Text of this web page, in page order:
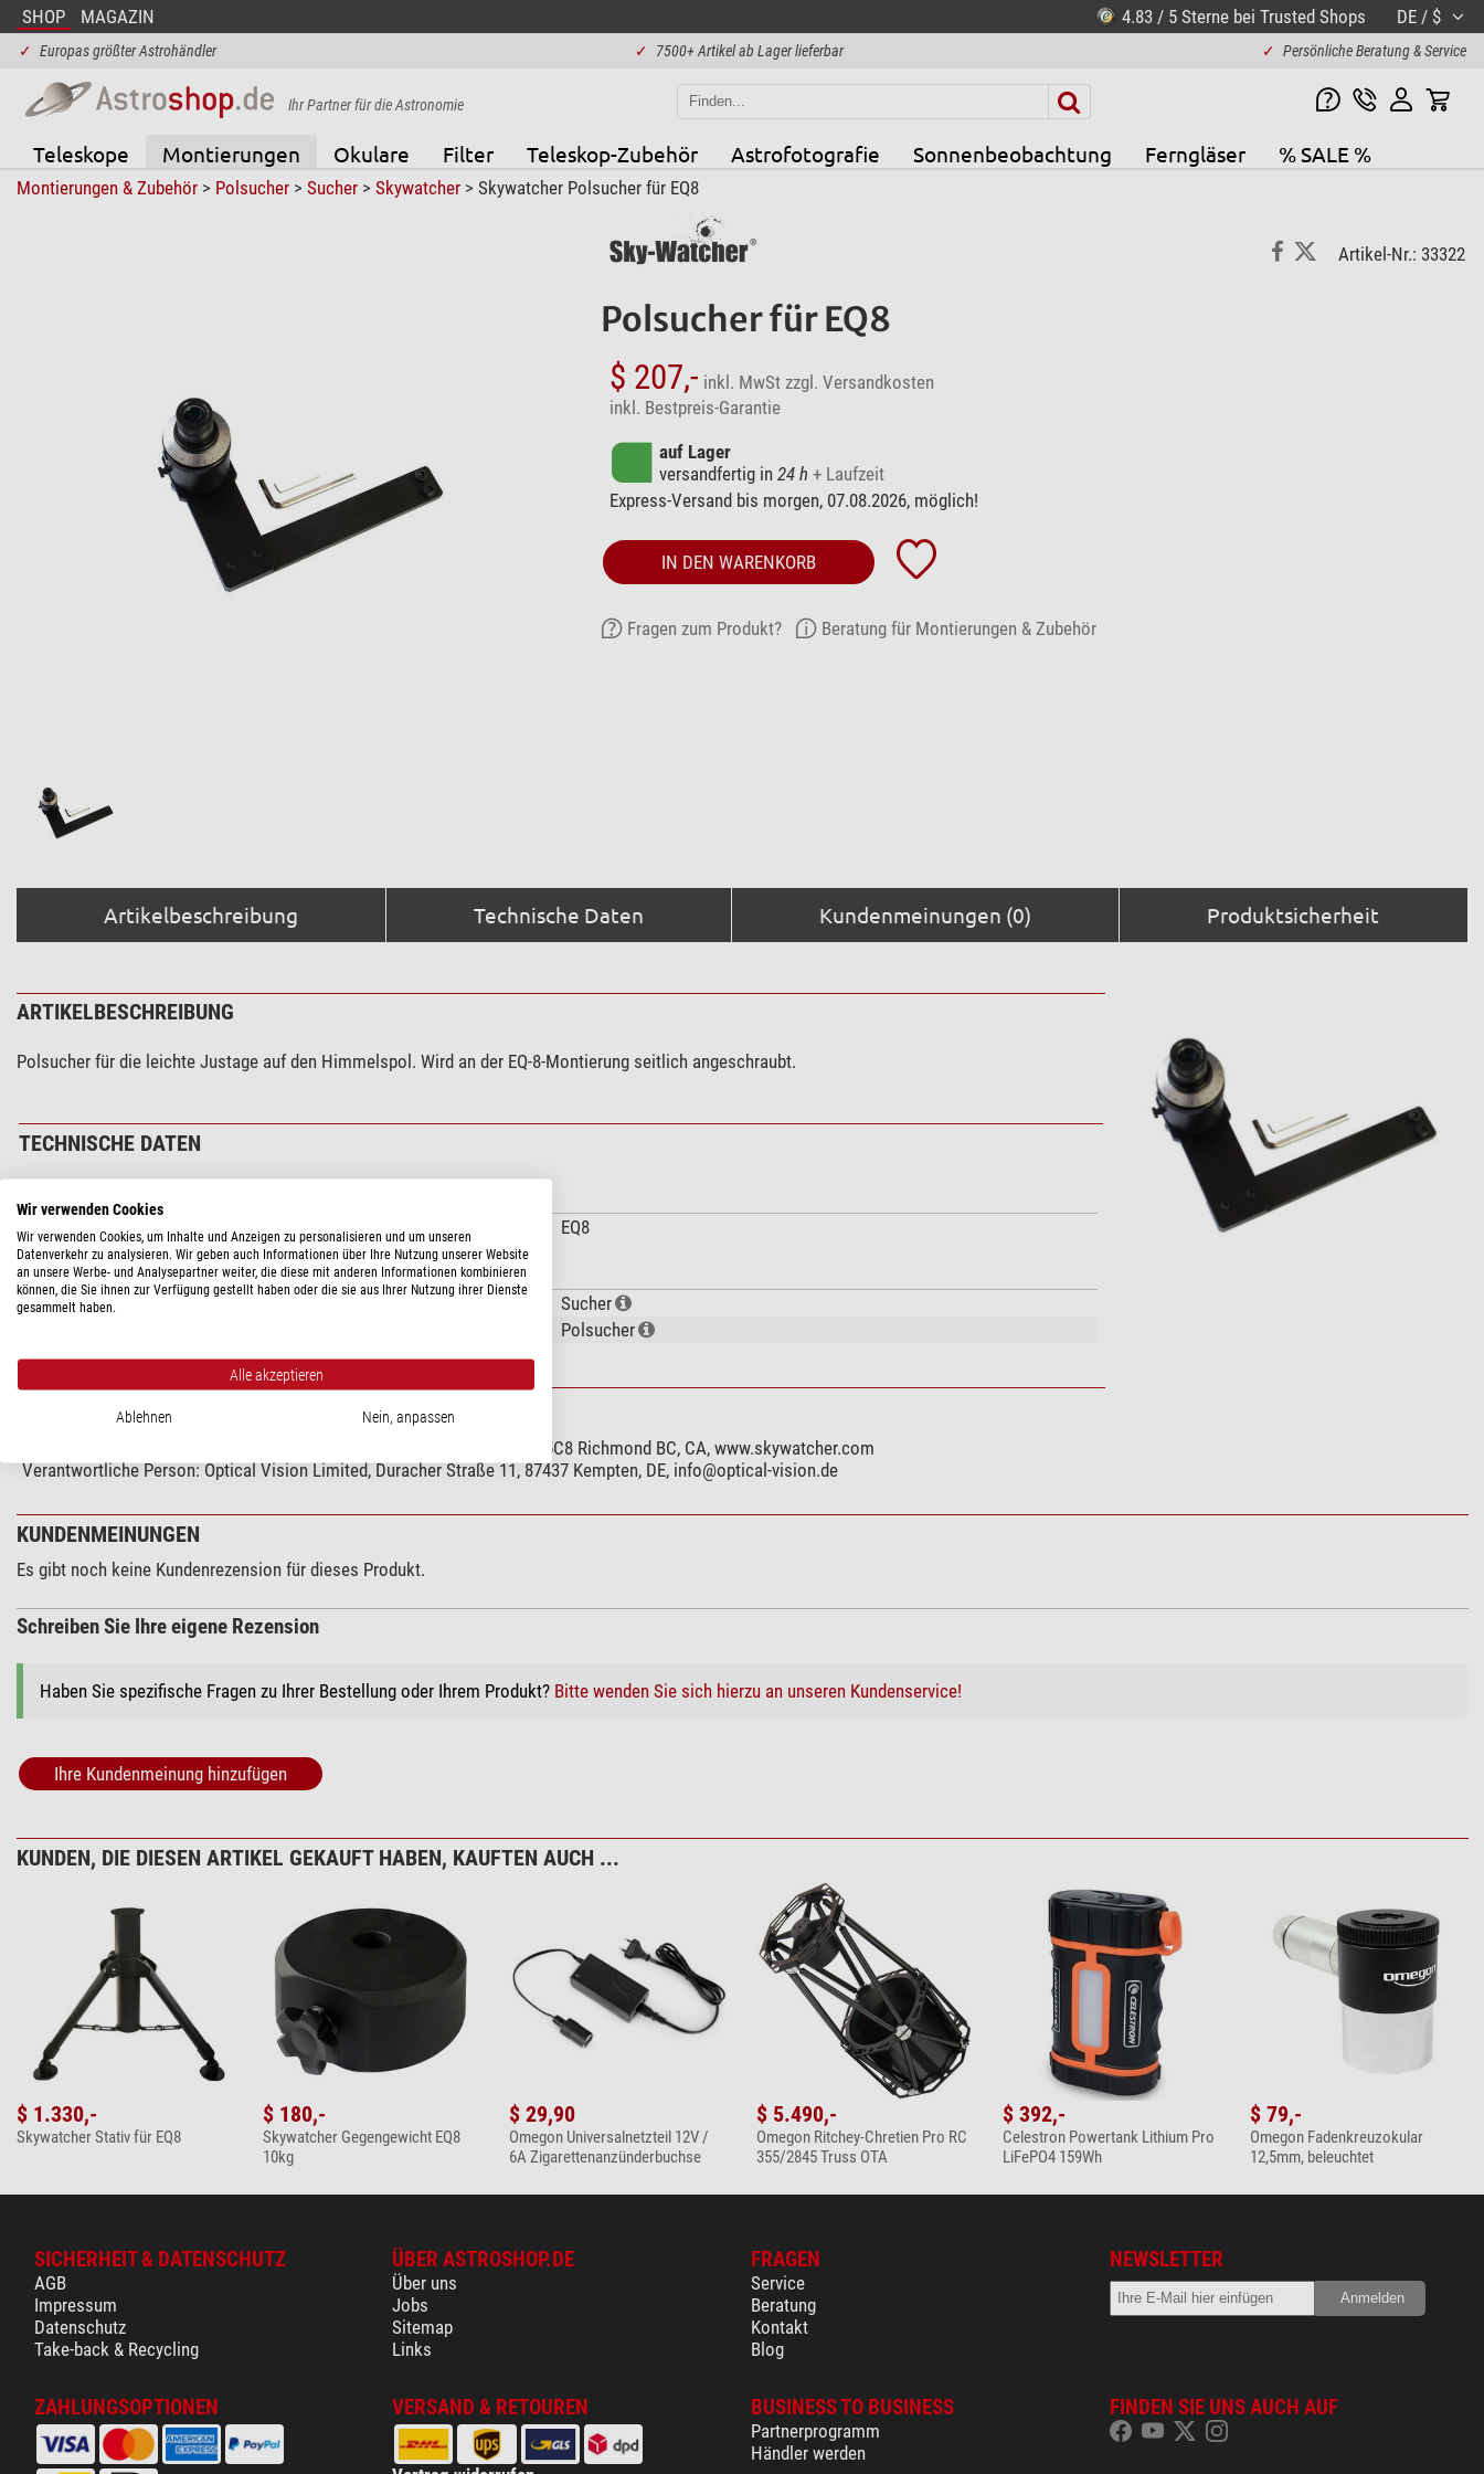
SHOP MAGAZIN 4.83 / 5 Sterne bei Trusted Shops DE / $
✓ Europas größter Astrohändler ✓ 7500+ Artikel ab Lager lieferbar ✓ Persönliche Beratung & Service
Ihr Partner für die Astronomie
Teleskope Montierungen Okulare Filter Teleskop-Zubehör Astrofotografie Sonnenbeobachtung Ferngläser % SALE %
Montierungen & Zubehör> Polsucher> Sucher> Skywatcher> Skywatcher Polsucher für EQ8
Artikel-Nr.: 33322
Polsucher für EQ8
$ 207,- inkl. MwSt zzgl. Versandkosten
inkl. Bestpreis-Garantie
auf Lager
versandfertig in 24 h + Laufzeit
Express-Versand bis morgen, 07.08.2026, möglich!
IN DEN WARENKORB
Fragen zum Produkt? Beratung für Montierungen & Zubehör
Artikelbeschreibung Technische Daten Kundenmeinungen (0) Produktsicherheit
ARTIKELBESCHREIBUNG
Polsucher für die leichte Justage auf den Himmelspol. Wird an der EQ-8-Montierung seitlich angeschraubt.
TECHNISCHE DATEN
Passend für Montierung
EQ8
Allgemein
Typ
Sucher
Polsucher
PRODUKTSICHERHEIT
Pacific Telescope Corp, 160-11880 Hammersmith Way, V7A 5C8 Richmond BC, CA, www.skywatcher.com
Verantwortliche Person: Optical Vision Limited, Duracher Straße 11, 87437 Kempten, DE, info@optical-vision.de
KUNDENMEINUNGEN
Es gibt noch keine Kundenrezension für dieses Produkt.
Schreiben Sie Ihre eigene Rezension
Haben Sie spezifische Fragen zu Ihrer Bestellung oder Ihrem Produkt? Bitte wenden Sie sich hierzu an unseren Kundenservice!
Ihre Kundenmeinung hinzufügen
KUNDEN, DIE DIESEN ARTIKEL GEKAUFT HABEN, KAUFTEN AUCH ...
$ 1.330,-
Skywatcher Stativ für EQ8
$ 180,-
Skywatcher Gegengewicht EQ8
10kg
$ 29,90
Omegon Universalnetzteil 12V /
6A Zigarettenanzünderbuchse
$ 5.490,-
Omegon Ritchey-Chretien Pro RC
355/2845 Truss OTA
$ 392,-
Celestron Powertank Lithium Pro
LiFePO4 159Wh
$ 79,-
Omegon Fadenkreuzokular
12,5mm, beleuchtet
SICHERHEIT & DATENSCHUTZ
AGB
Impressum
Datenschutz
Take-back & Recycling
ÜBER ASTROSHOP.DE
Über uns
Jobs
Sitemap
Links
FRAGEN
Service
Beratung
Kontakt
Blog
NEWSLETTER
ZAHLUNGSOPTIONEN VERSAND & RETOUREN BUSINESS TO BUSINESS
Partnerprogramm
Händler werden
FINDEN SIE UNS AUCH AUF
Wir verwenden Cookies
Wir verwenden Cookies, um Inhalte und Anzeigen zu personalisieren und um unseren
Datenverkehr zu analysieren. Wir geben auch Informationen über Ihre Nutzung unserer Website
an unsere Werbe- und Analysepartner weiter, die diese mit anderen Informationen kombinieren
können, die Sie ihnen zur Verfügung gestellt haben oder die sie aus Ihrer Nutzung ihrer Dienste
gesammelt haben.
Alle akzeptieren
Ablehnen Nein, anpassen